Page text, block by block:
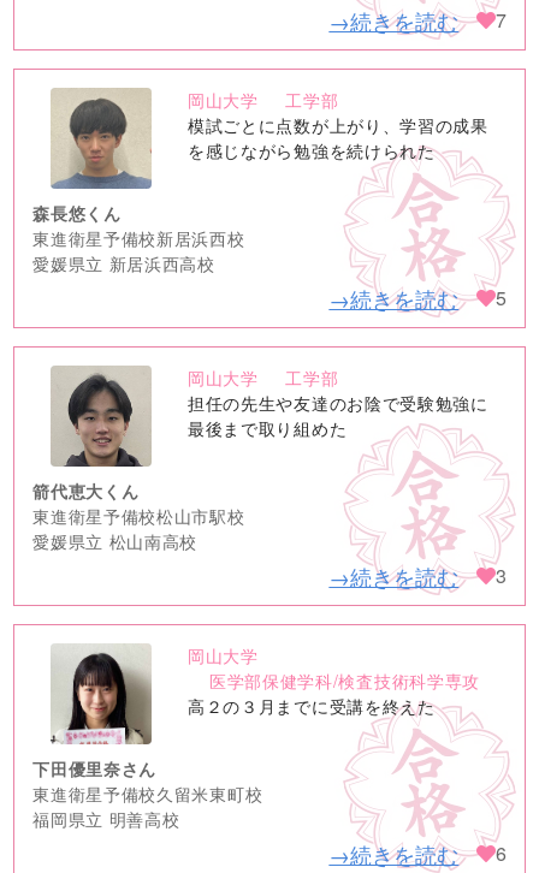
→続きを読む 7
no
image
岡山大学
工学部
模試ごとに点数が上がり、学習の成果
を感じながら勉強を続けられた
森長悠くん
東進衛星予備校新居浜西校
愛媛県立 新居浜西高校
→続きを読む 5
no
image
岡山大学
工学部
担任の先生や友達のお陰で受験勉強に
最後まで取り組めた
箭代恵大くん
東進衛星予備校松山市駅校
愛媛県立 松山南高校
→続きを読む 3
no
image
岡山大学
医学部保健学科/検査技術科学専攻
高２の３月までに受講を終えた
下田優里奈さん
東進衛星予備校久留米東町校
福岡県立 明善高校
→続きを読む 6